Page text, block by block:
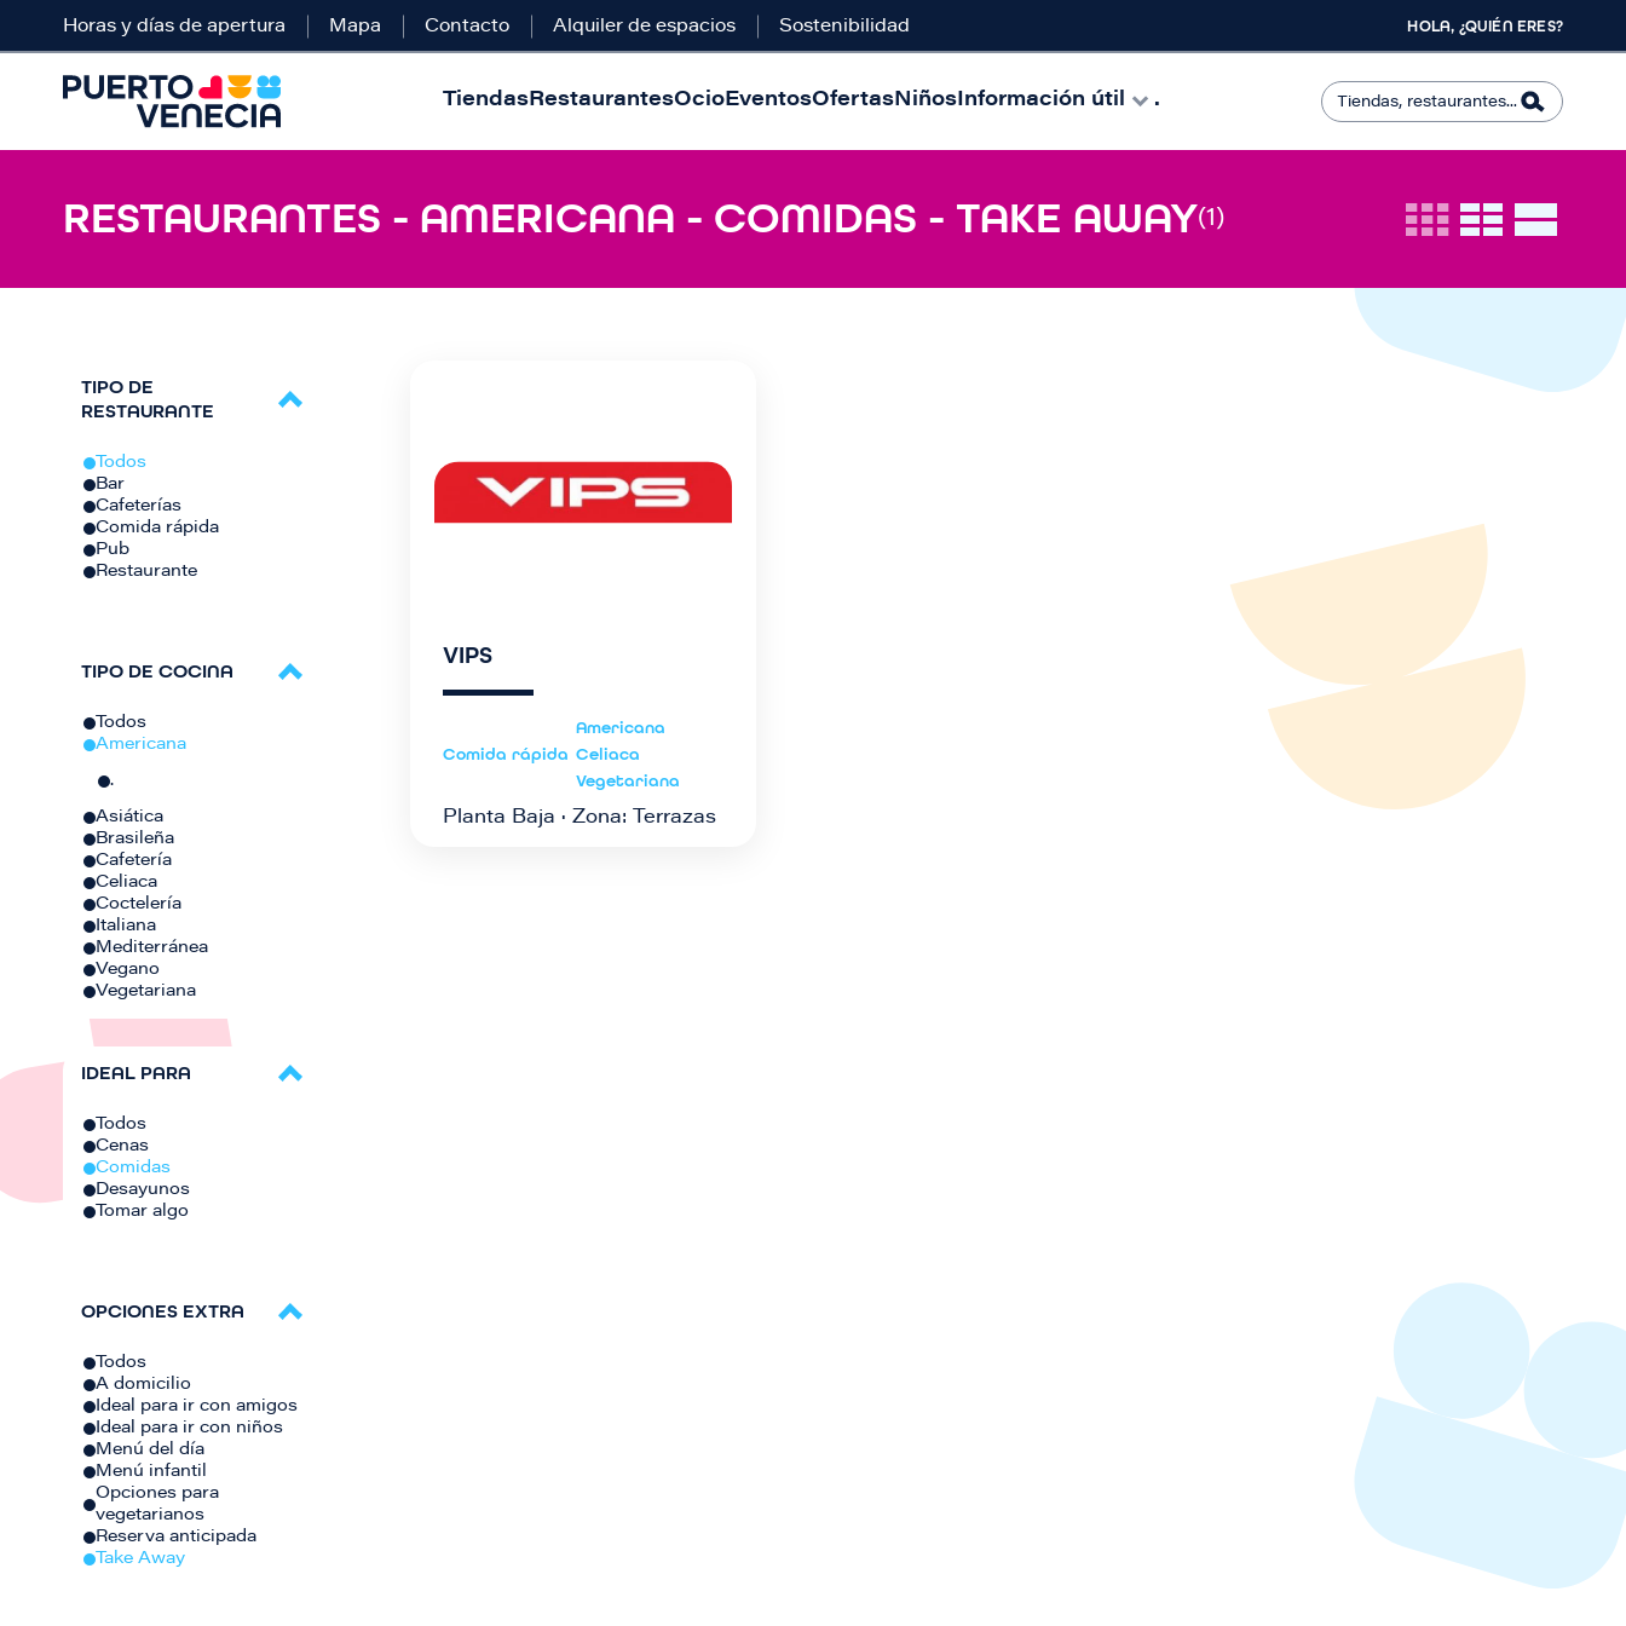
Horas y días de apertura Mapa Contacto Alquiler de espacios Sostenibilidad HOLA, ¿QUIÉN ERES?
TiendasRestaurantesOcioEventosOfertasNiñosInformación útil .
RESTAURANTES - AMERICANA - COMIDAS - TAKE AWAY(1)
TIPO DE
RESTAURANTE
Todos
Bar
Cafeterías
Comida rápida
Pub
Restaurante
TIPO DE COCINA
Todos
Americana
.
Asiática
Brasileña
Cafetería
Celiaca
Coctelería
Italiana
Mediterránea
Vegano
Vegetariana
IDEAL PARA
Todos
Cenas
Comidas
Desayunos
Tomar algo
OPCIONES EXTRA
Todos
A domicilio
Ideal para ir con amigos
Ideal para ir con niños
Menú del día
Menú infantil
Opciones para
vegetarianos
Reserva anticipada
Take Away
VIPS
Comida rápida
Americana
Celiaca
Vegetariana
Planta Baja · Zona: Terrazas